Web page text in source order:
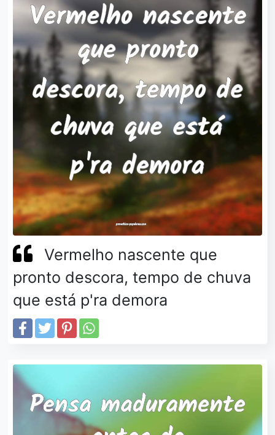
Vermelho nascente que
pronto descora, tempo de chuva
que está p'ra demora